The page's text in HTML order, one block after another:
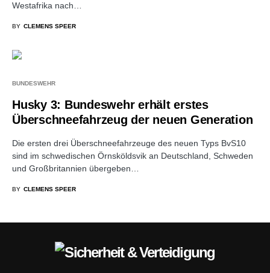
Westafrika nach…
BY CLEMENS SPEER
BUNDESWEHR
Husky 3: Bundeswehr erhält erstes
Überschneefahrzeug der neuen Generation
Die ersten drei Überschneefahrzeuge des neuen Typs BvS10
sind im schwedischen Örnsköldsvik an Deutschland, Schweden
und Großbritannien übergeben…
BY CLEMENS SPEER